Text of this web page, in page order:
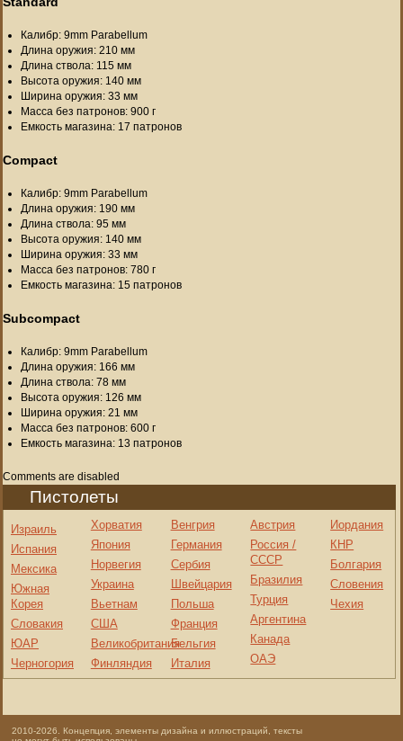
Калибр: 9mm Parabellum
Длина оружия: 210 мм
Длина ствола: 115 мм
Высота оружия: 140 мм
Ширина оружия: 33 мм
Масса без патронов: 900 г
Емкость магазина: 17 патронов
Compact
Калибр: 9mm Parabellum
Длина оружия: 190 мм
Длина ствола: 95 мм
Высота оружия: 140 мм
Ширина оружия: 33 мм
Масса без патронов: 780 г
Емкость магазина: 15 патронов
Subcompact
Калибр: 9mm Parabellum
Длина оружия: 166 мм
Длина ствола: 78 мм
Высота оружия: 126 мм
Ширина оружия: 21 мм
Масса без патронов: 600 г
Емкость магазина: 13 патронов
Comments are disabled
Пистолеты
Израиль
Испания
Мексика
Южная
Корея
Словакия
ЮАР
Черногория
Хорватия
Япония
Норвегия
Украина
Вьетнам
США
Великобритания
Финляндия
Венгрия
Германия
Сербия
Швейцария
Польша
Франция
Бельгия
Италия
Австрия
Россия /
СССР
Бразилия
Турция
Аргентина
Канада
ОАЭ
Иордания
КНР
Болгария
Словения
Чехия
2010-2026. Концепция, элементы дизайна и иллюстраций, тексты